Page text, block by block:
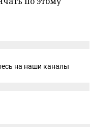
на наши каналы